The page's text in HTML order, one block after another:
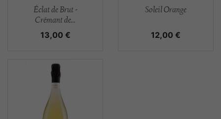
Aperçu rapide
Éclat de Brut -
Crémant de...
Prix
13,00 €
Aperçu rapide
Soleil Orange
Prix
12,00 €